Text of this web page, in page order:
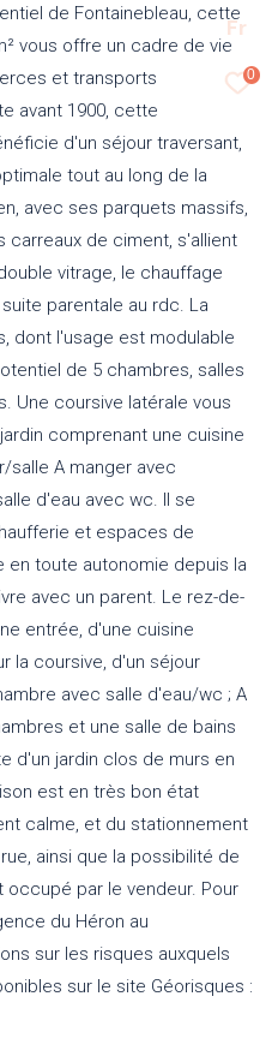
Fr
0
de Fontainebleau, cette
vous offre un cadre de vie
et transports
avant 1900, cette
d'un séjour traversant,
tout au long de la
avec ses parquets massifs,
carreaux de ciment, s'allient
vitrage, le chauffage
parentale au rdc. La
dont l'usage est modulable
de 5 chambres, salles
Une coursive latérale vous
comprenant une cuisine
salle A manger avec
d'eau avec wc. Il se
et espaces de
toute autonomie depuis la
avec un parent. Le rez-de-
entrée, d'une cuisine
la coursive, d'un séjour
avec salle d'eau/wc ; A
et une salle de bains
d'un jardin clos de murs en
est en très bon état
calme, et du stationnement
ainsi que la possibilité de
par le vendeur. Pour
du Héron au
sur les risques auxquels
sur le site Géorisques :